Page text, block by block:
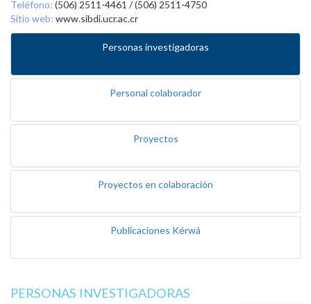
Teléfono: (506) 2511-4461 / (506) 2511-4750
Sitio web: www.sibdi.ucr.ac.cr
Personas investigadoras
Personal colaborador
Proyectos
Proyectos en colaboración
Publicaciones Kérwá
PERSONAS INVESTIGADORAS